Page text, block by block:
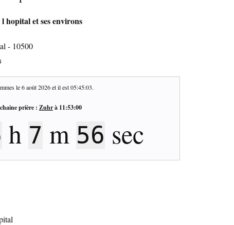
hopital et ses environs
- 10500
le6 août 2026et il est05:45:04.
prière : Zuhrà 11:53:00
h 7 m 55 sec